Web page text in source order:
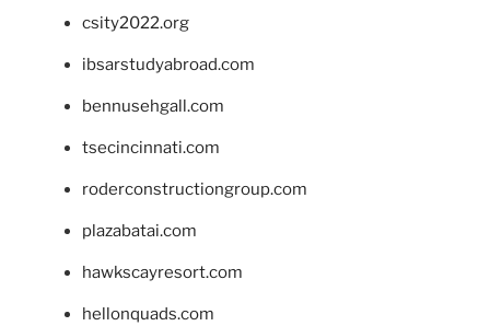
csity2022.org
ibsarstudyabroad.com
bennusehgall.com
tsecincinnati.com
roderconstructiongroup.com
plazabatai.com
hawkscayresort.com
hellonquads.com